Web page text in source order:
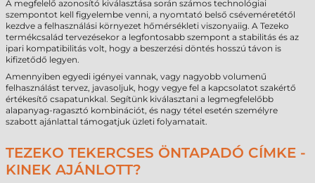
A megfelelő azonosító kiválasztása során számos technológiai
szempontot kell figyelembe venni, a nyomtató belső cséveméretétől
kezdve a felhasználási környezet hőmérsékleti viszonyaiig. A Tezeko
termékcsalád tervezésekor a legfontosabb szempont a stabilitás és az
ipari kompatibilitás volt, hogy a beszerzési döntés hosszú távon is
kifizetődő legyen.
Amennyiben egyedi igényei vannak, vagy nagyobb volumenű
felhasználást tervez, javasoljuk, hogy vegye fel a kapcsolatot szakértő
értékesítő csapatunkkal. Segítünk kiválasztani a legmegfelelőbb
alapanyag-ragasztó kombinációt, és nagy tétel esetén személyre
szabott ajánlattal támogatjuk üzleti folyamatait.
TEZEKO TEKERCSES ÖNTAPADÓ CÍMKE -
KINEK AJÁNLOTT?